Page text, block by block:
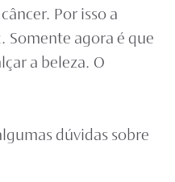
Por isso a
Somente agora é que
a beleza. O
dúvidas sobre